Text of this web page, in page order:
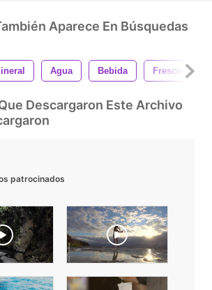
Aparece En Búsquedas
Agua Bebida Fresco
Descargaron Este Archivo
patrocinados